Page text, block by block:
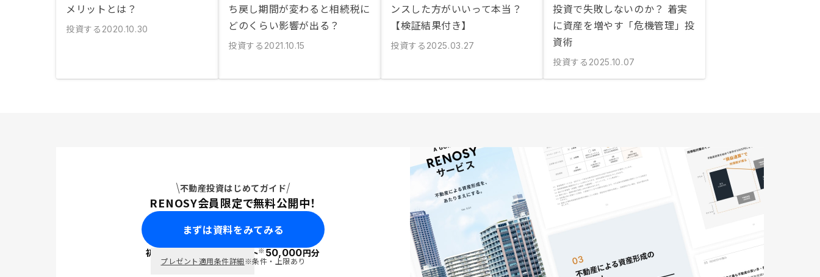
メリットとは？
投資する 2020.10.30
ち戻し期間が変わると相続税に
どのくらい影響が出る？
投資する 2021.10.15
ンスした方がいいって本当？
【検証結果付き】
投資する 2025.03.27
投資で失敗しないのか？ 着実
に資産を増やす「危機管理」投
資術
投資する 2025.10.07
不動産投資はじめてガイド
RENOSY会員限定で無料公開中！
まずは資料をみてみる
初回面談で ポイント※50,000円分
プレゼント適用条件詳細※条件・上限あり